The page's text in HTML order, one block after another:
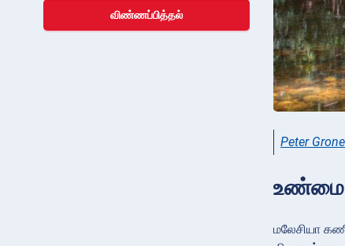
விண்ணப்பித்தல்
Peter
உண்மை
மலேசியா